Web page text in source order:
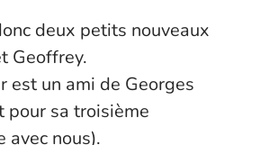
deux petits nouveaux
Geoffrey.
est un ami de Georges
pour sa troisième
avec nous).